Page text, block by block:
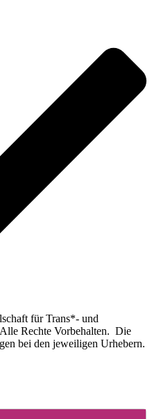
für Trans*- und
Rechte Vorbehalten. Die
bei den jeweiligen Urhebern.